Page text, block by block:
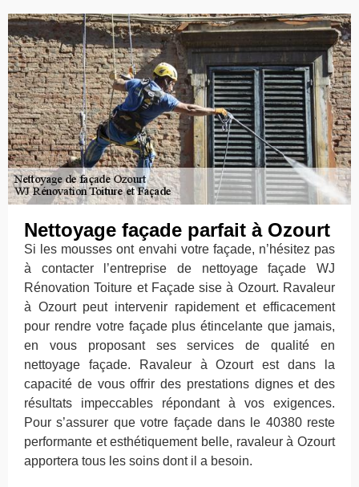
Nettoyage façade parfait à Ozourt
Si les mousses ont envahi votre façade, n’hésitez pas
à contacter l’entreprise de nettoyage façade WJ
Rénovation Toiture et Façade sise à Ozourt. Ravaleur
à Ozourt peut intervenir rapidement et efficacement
pour rendre votre façade plus étincelante que jamais,
en vous proposant ses services de qualité en
nettoyage façade. Ravaleur à Ozourt est dans la
capacité de vous offrir des prestations dignes et des
résultats impeccables répondant à vos exigences.
Pour s’assurer que votre façade dans le 40380 reste
performante et esthétiquement belle, ravaleur à Ozourt
apportera tous les soins dont il a besoin.